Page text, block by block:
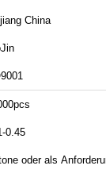
China
0.45
oder als